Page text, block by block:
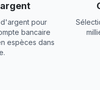
pour
bancaire
espèces dans